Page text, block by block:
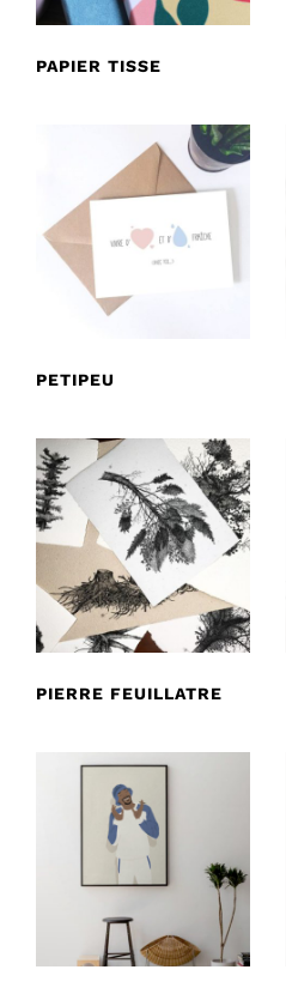
PAPIER TISSE
PETIPEU
PIERRE FEUILLATRE